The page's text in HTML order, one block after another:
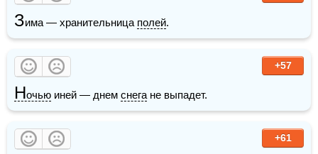
Зима — хранительница полей.
+57
Ночью иней — днем снега не выпадет.
+61